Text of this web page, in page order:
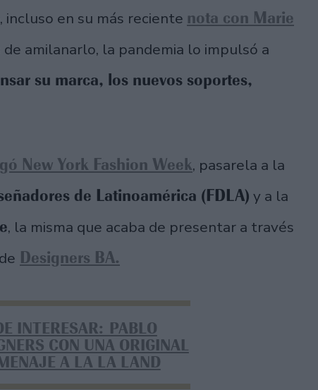
en su más reciente nota con Marie
amilanarlo, la pandemia lo impulsó a
su marca, los nuevos soportes,
New York Fashion Week, pasarela a la
de Latinoamérica (FDLA) y a la
, la misma que acaba de presentar a través
Designers BA.
INTERESAR: PABLO
CON UNA ORIGINAL
A LA LA LAND